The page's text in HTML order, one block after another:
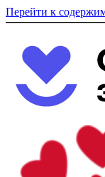
Перейти к